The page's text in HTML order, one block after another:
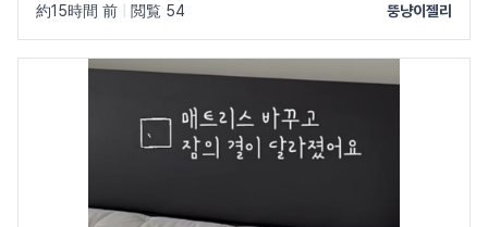
約15時間 前 閲覧 54 뚱냥이젤리